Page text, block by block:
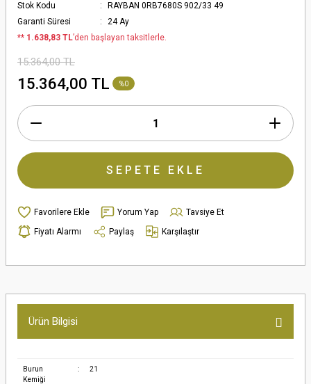
Stok Kodu
RAYBAN 0RB7680S 902/33 49
Garanti Süresi
24 Ay
** 1.638,83 TL’den başlayan taksitlerle.
15.364,00 TL
15.364,00 TL %0
SEPETE EKLE
Yorum Yap
Tavsiye Et
Fiyatı Alarmı
Paylaş Karşılaştır
Ürün Bilgisi
Burun
Kemiği
: 21